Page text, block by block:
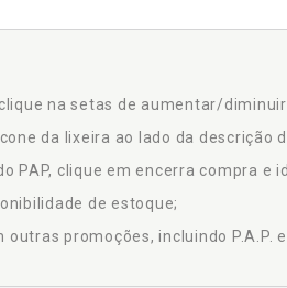
na setas de aumentar/
da lixeira ao lado da descrição
PAP, clique em encerra compra
de estoque;
promoções, incluindo P.A.P. e